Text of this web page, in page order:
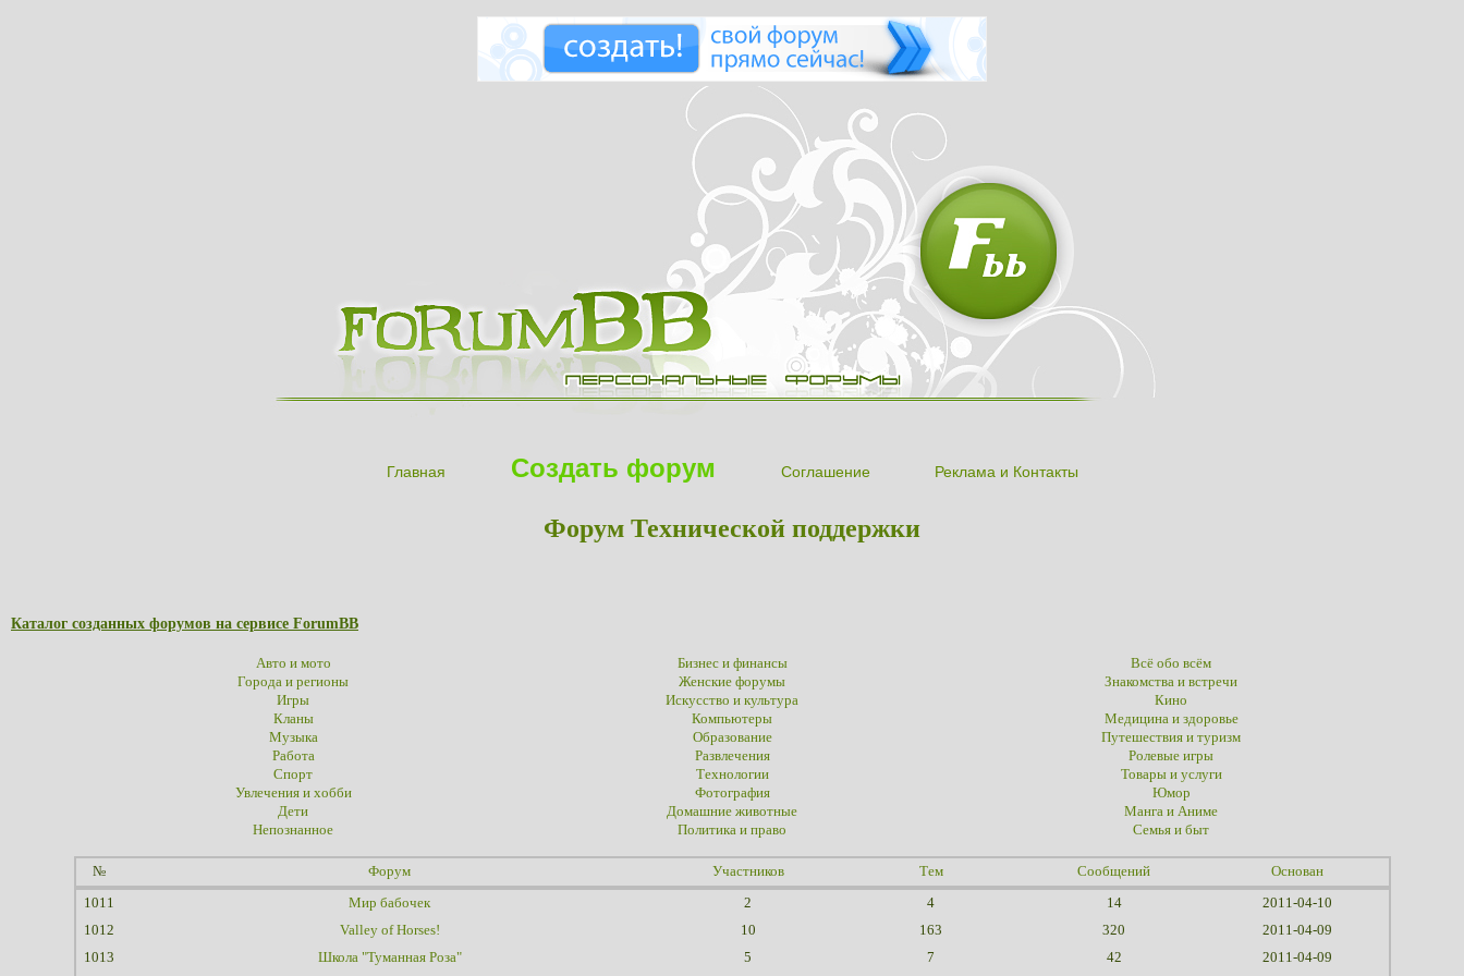
Главная Создать форум Соглашение Реклама и Контакты
Форум Технической поддержки
Каталог созданных форумов на сервисе ForumBB
Авто и мото Бизнес и финансы
Всё обо всём
Города и регионы
Женские форумы
Знакомства и встречи
Игры
Искусство и культура
Кино
Кланы
Компьютеры
Медицина и здоровье
Музыка
Образование
Путешествия и туризм
Работа
Развлечения
Ролевые игры
Спорт
Технологии
Товары и услуги
Увлечения и хобби
Фотография
Юмор
Дети
Домашние животные
Манга и Аниме
Непознанное
Политика и право Семья и быт
№ Форум Участников Тем Сообщений Основан
1011 Мир бабочек 2 4 14
2011-04-10
1012
Valley of Horses! 10 163 320
2011-04-09
1013
Школа "Туманная Роза" 5 7 42 2011-04-09